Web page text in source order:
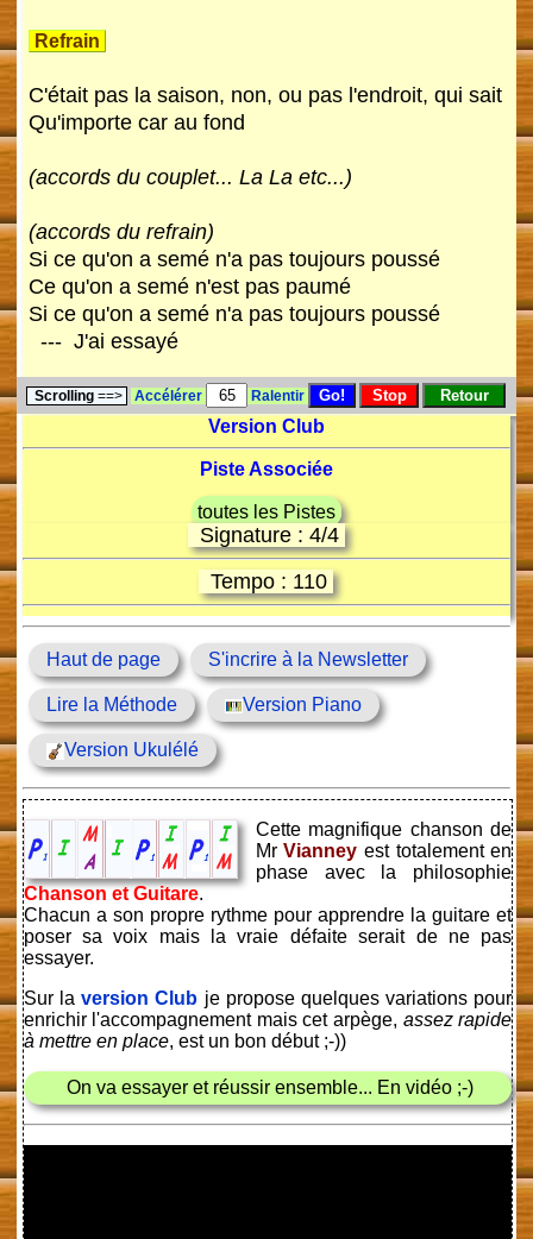
Refrain
C'était pas la saison, non, ou pas l'endroit, qui sait
Qu'importe car au fond
(accords du couplet... La La etc...)
(accords du refrain)
Si ce qu'on a semé n'a pas toujours poussé
Ce qu'on a semé n'est pas paumé
Si ce qu'on a semé n'a pas toujours poussé
--- J'ai essayé
Scrolling==> Accélérer Ralentir
Version Club
Piste Associée
toutes les Pistes
Signature : 4/4
Tempo : 110
Haut de page S'incrire à la Newsletter
Lire la Méthode Version Piano
Version Ukulélé
Cette magnifique chanson de
MrVianney est totalement en
phase avec la philosophie
Chanson et Guitare.
Chacun a son propre rythme pour apprendre la guitare et
poser sa voix mais la vraie défaite serait de ne pas
essayer.
Sur laversion Club je propose quelques variations pour
enrichir l'accompagnement mais cet arpège, assez rapide
à mettre en place, est un bon début ;-))
On va essayer et réussir ensemble... En vidéo ;-)